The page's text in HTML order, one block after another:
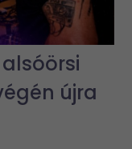
újra